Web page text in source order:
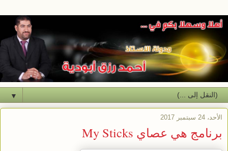
▼
الأحد، 24 سبتمبر 2017
برنامج هي عصاي My Sticks